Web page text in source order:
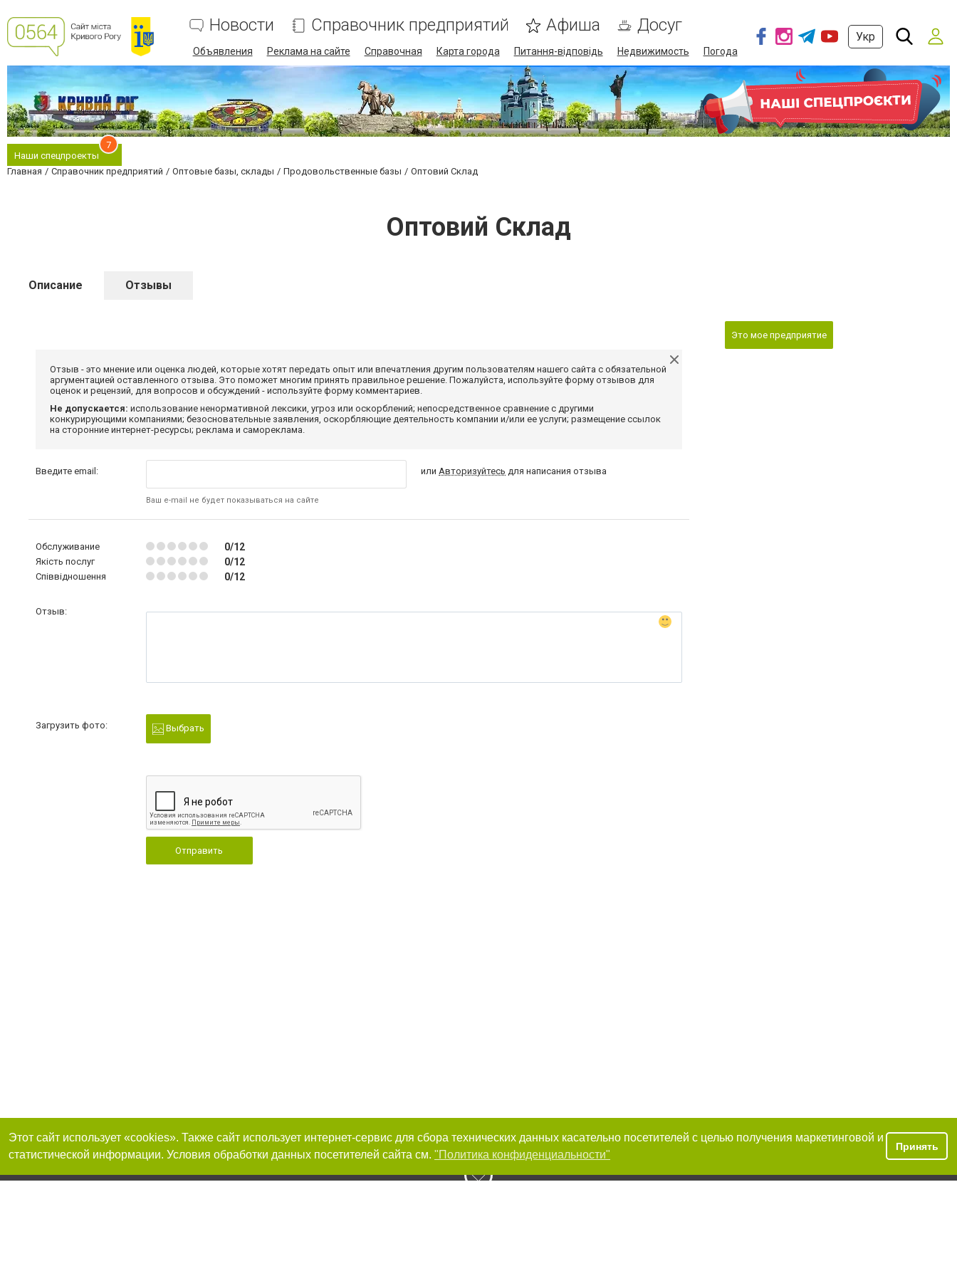
Новости Справочник предприятий Афиша Досуг
Объявления Реклама на сайте Справочная Карта города Питання-відповідь Недвижимость Погода
Укр
Наши спецпроекты
7
Главная Справочник предприятий Оптовые базы, склады Продовольственные базы Оптовий Склад
Оптовий Склад
Описание Отзывы
Отзыв - это мнение или оценка людей, которые хотят передать опыт или впечатления другим пользователям нашего сайта с обязательной
аргументацией оставленного отзыва. Это поможет многим принять правильное решение. Пожалуйста, используйте форму отзывов для
оценок и рецензий, для вопросов и обсуждений - используйте форму комментариев.
Не допускается: использование ненормативной лексики, угроз или оскорблений; непосредственное сравнение с другими
конкурирующими компаниями; безосновательные заявления, оскорбляющие деятельность компании и/или ее услуги; размещение ссылок
на сторонние интернет-ресурсы; реклама и самореклама.
Введите email:
Ваш e-mail не будет показываться на сайте
илиАвторизуйтесь для написания отзыва
Обслуживание 0/12
Якість послуг 0/12
Співвідношення 0/12
Отзыв:
Загрузить фото: Выбрать
Отправить
Это мое предприятие
Этот сайт использует «cookies». Также сайт использует интернет-сервис для сбора технических данных касательно посетителей с целью получения маркетинговой и
статистической информации. Условия обработки данных посетителей сайта см. "Политика конфиденциальности"
Принять